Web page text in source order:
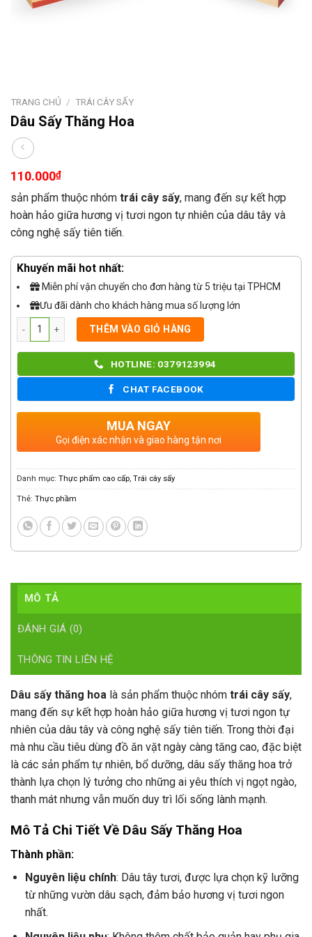
TRANG CHỦ / TRÁI CÂY SẤY
Dâu Sấy Thăng Hoa
110.000₫
sản phẩm thuộc nhóm trái cây sấy, mang đến sự kết hợp
hoàn hảo giữa hương vị tươi ngon tự nhiên của dâu tây và
công nghệ sấy tiên tiến.
Khuyến mãi hot nhất:
Miễn phí vận chuyển cho đơn hàng từ 5 triệu tại TPHCM
Ưu đãi dành cho khách hàng mua số lượng lớn
THÊM VÀO GIỎ HÀNG
HOTLINE: 0379123994
CHAT FACEBOOK
MUA NGAY
Gọi điện xác nhận và giao hàng tận nơi
Danh mục: Thực phẩm cao cấp, Trái cây sấy
Thẻ: Thực phầm
MÔ TẢ
ĐÁNH GIÁ (0)
THÔNG TIN LIÊN HỆ
Dâu sấy thăng hoa là sản phẩm thuộc nhóm trái cây sấy,
mang đến sự kết hợp hoàn hảo giữa hương vị tươi ngon tự
nhiên của dâu tây và công nghệ sấy tiên tiến. Trong thời đại
mà nhu cầu tiêu dùng đồ ăn vặt ngày càng tăng cao, đặc biệt
là các sản phẩm tự nhiên, bổ dưỡng, dâu sấy thăng hoa trở
thành lựa chọn lý tưởng cho những ai yêu thích vị ngọt ngào,
thanh mát nhưng vẫn muốn duy trì lối sống lành mạnh.
Mô Tả Chi Tiết Về Dâu Sấy Thăng Hoa
Thành phần:
Nguyên liệu chính: Dâu tây tươi, được lựa chọn kỹ lưỡng
từ những vườn dâu sạch, đảm bảo hương vị tươi ngon
nhất.